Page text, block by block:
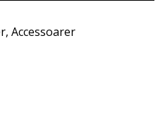
, Accessoarer